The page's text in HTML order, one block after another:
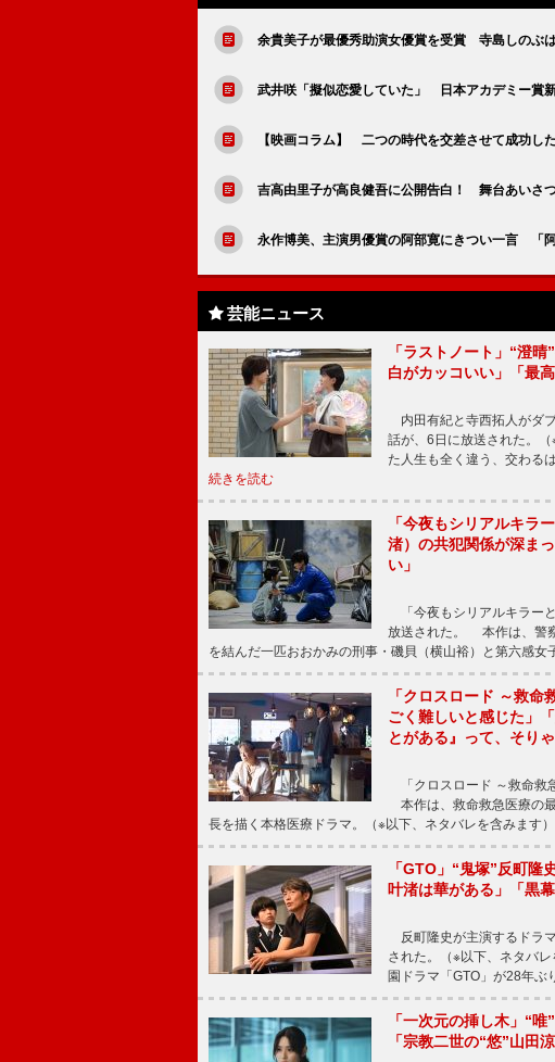
余貴美子が最優秀助演女優賞を受賞 寺島しのぶ
武井咲「擬似恋愛していた」 日本アカデミー賞
【映画コラム】 二つの時代を交差させて成功し
吉高由里子が高良健吾に公開告白！ 舞台あいさ
永作博美、主演男優賞の阿部寛にきつい一言 「
芸能ニュース
「ラストノート」“澄
白がカッコいい」「最
内田有紀と寺西拓人がダ
話が、6日に放送された。
た人生も全く違う、交わる
続きを読む
「今夜もシリアルキラ
渚）の共犯関係が深ま
い」
「今夜もシリアルキラー
放送された。 本作は、警
を結んだ一匹おおかみの刑事・磯貝（横山裕）と第六感
「クロスロード ～救
ごく難しいと感じた」
とがある』って、そり
「クロスロード ～救命救
本作は、救命救急医療の
長を描く本格医療ドラマ。（※以下、ネタバレを含みま
「GTO」“鬼塚”反町
叶渚は華がある」「黒
反町隆史が主演するドラ
された。（※以下、ネタバ
園ドラマ「GTO」が28年
「一次元の挿し木」“
「宗教二世の“悠”山田